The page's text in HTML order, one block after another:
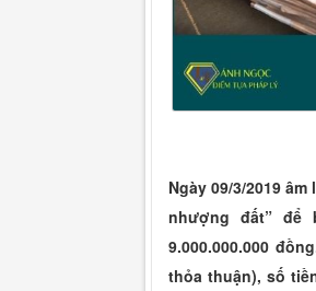
Ngày 09/3/2019
nhượng đất” để
9.000.000.000
thỏa thuận), số